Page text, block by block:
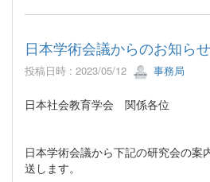
日本学術会議からのお知らせ
投稿日時 : 2023/05/12 事務局
日本社会教育学会 関係各位
日本学術会議から下記の研究会の案
送します。